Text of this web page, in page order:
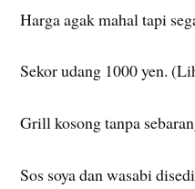
Harga agak mahal tapi
Sekor udang 1000 yen.
Grill kosong tanpa
Sos soya dan wasabi